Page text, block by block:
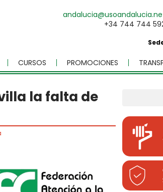
+34 744 744
CURSOS PROMOCIONES
la falta de